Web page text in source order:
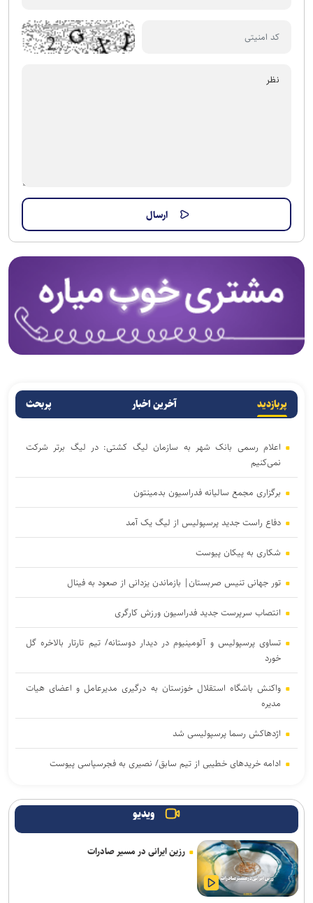
پربازدید آخرین اخبار پربحث
اعلام رسمی بانک شهر به سازمان لیگ کشتی: در لیگ برتر شرکت
نمی‌کنیم
برگزاری مجمع سالیانه فدراسیون بدمینتون
دفاع راست جدید پرسپولیس از لیگ یک آمد
شکاری به پیکان پیوست
تور جهانی تنیس صربستان| بازماندن یزدانی از صعود به فینال
انتصاب سرپرست جدید فدراسیون ورزش کارگری
تساوی پرسپولیس و آلومینیوم در دیدار دوستانه/ تیم تارتار بالاخره گل
خورد
واکنش باشگاه استقلال خوزستان به درگیری مدیرعامل و اعضای هیات
مدیره
اژدهاکش رسما پرسپولیسی شد
ادامه خریدهای خطیبی از تیم سابق/ نصیری به فجرسپاسی پیوست
بازی‌های سرخابی‌ها به شهرقدس رفت/ استقلال خوزستان به تهران
بازگشت
تمدید قرارداد مربی ترک استقلال
آغاز اردوی تیم ملی بوکس برای ناگویا با حضور ۱۰ ملی‌پوش
ویدیو
رزین ایرانی در مسیر صادرات